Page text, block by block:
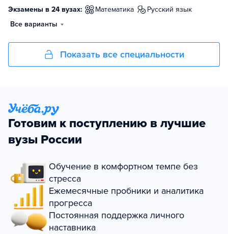
Экзамены в 24 вузах: математика
русский язык
Все варианты
Показать все специальности
Готовим к поступлению в лучшие
вузы России
Обучение в комфортном темпе без
стресса
Ежемесячные пробники и аналитика
прогресса
Постоянная поддержка личного
наставника